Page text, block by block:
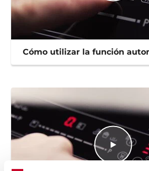
Cómo utilizar la función